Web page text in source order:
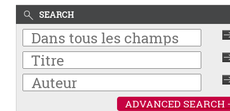
SEARCH
ADVANCED SEARCH